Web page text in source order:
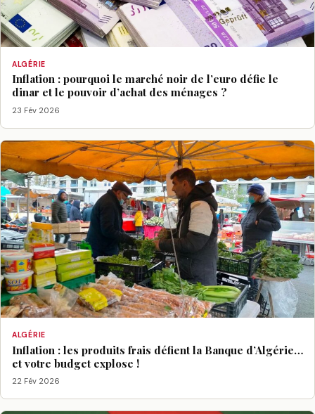
ALGÉRIE
Inflation : pourquoi le marché noir de l’euro défie le
dinar et le pouvoir d’achat des ménages ?
23 Fév 2026
ALGÉRIE
Inflation : les produits frais défient la Banque d’Algérie…
et votre budget explose !
22 Fév 2026